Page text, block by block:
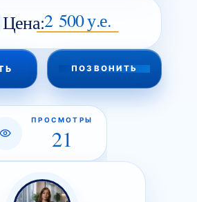
Цена:2 500 у.е.
ПОЗВОНИТЬ
ПРОСМОТРЫ
21